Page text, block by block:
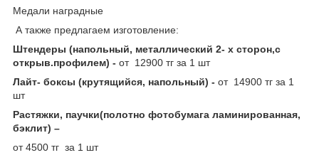
Медали наградные
А также предлагаем изготовление:
Штендеры (напольный, металлический 2- х сторон,с
открыв.профилем) - от 12900 тг за 1 шт
Лайт- боксы (крутящийся, напольный) - от 14900 тг за 1
шт
Растяжки, паучки(полотно фотобумага ламинированная,
бэклит) –
от 4500 тг за 1 шт